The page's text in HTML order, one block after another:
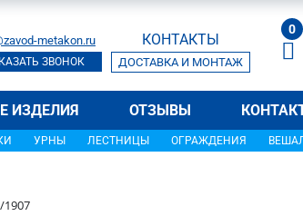
metakon.ru
ЗВОНОК
КОНТАКТЫ
ДОСТАВКА И МОНТАЖ
0
ИЗДЕЛИЯ ОТЗЫВЫ
УРНЫ ЛЕСТНИЦЫ ОГРАЖДЕНИЯ